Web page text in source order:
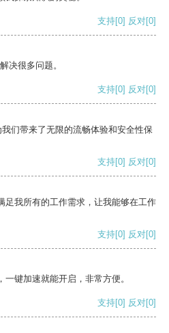
支持[0] 反对[0]
决很多问题。
支持[0] 反对[0]
们带来了无限的流畅体验和安全性保
支持[0] 反对[0]
足我所有的工作需求，让我能够在工作
支持[0] 反对[0]
键加速就能开启，非常方便。
支持[0] 反对[0]